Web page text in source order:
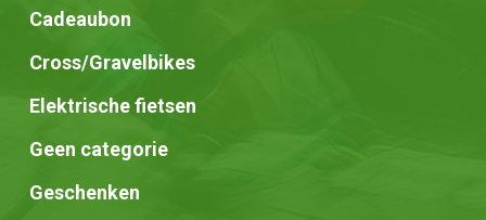
Cadeaubon
Cross/Gravelbikes
Elektrische fietsen
Geen categorie
Geschenken